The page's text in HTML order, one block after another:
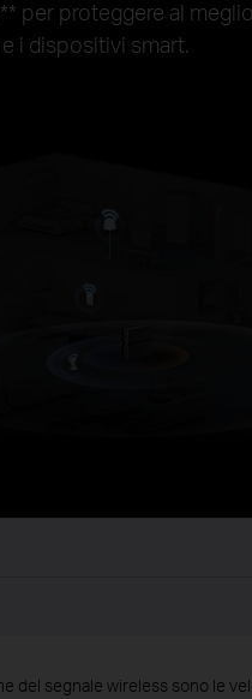
** per proteggere al
i dispositivi smart.
del segnale wireless sono le